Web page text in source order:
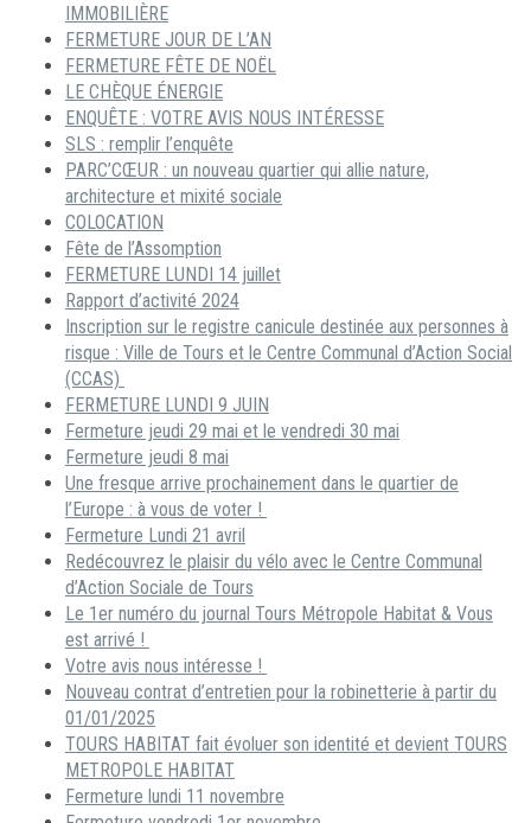
IMMOBILIÈRE
FERMETURE JOUR DE L’AN
FERMETURE FÊTE DE NOËL
LE CHÈQUE ÉNERGIE
ENQUÊTE : VOTRE AVIS NOUS INTÉRESSE
SLS : remplir l’enquête
PARC’CŒUR : un nouveau quartier qui allie nature,
architecture et mixité sociale
COLOCATION
Fête de l’Assomption
FERMETURE LUNDI 14 juillet
Rapport d’activité 2024
Inscription sur le registre canicule destinée aux personnes à
risque : Ville de Tours et le Centre Communal d’Action Social
(CCAS)
FERMETURE LUNDI 9 JUIN
Fermeture jeudi 29 mai et le vendredi 30 mai
Fermeture jeudi 8 mai
Une fresque arrive prochainement dans le quartier de
l’Europe : à vous de voter !
Fermeture Lundi 21 avril
Redécouvrez le plaisir du vélo avec le Centre Communal
d’Action Sociale de Tours
Le 1er numéro du journal Tours Métropole Habitat & Vous
est arrivé !
Votre avis nous intéresse !
Nouveau contrat d’entretien pour la robinetterie à partir du
01/01/2025
TOURS HABITAT fait évoluer son identité et devient TOURS
METROPOLE HABITAT
Fermeture lundi 11 novembre